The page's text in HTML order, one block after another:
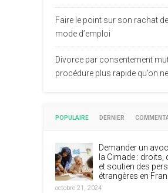
Faire le point sur son rachat
mode d’emploi
Divorce par consentement
procédure plus rapide qu’on
POPULAIRE DERNIER
Demander un
la Cimade : droits,
et soutien des
étrangères en
octobre 21, 2024